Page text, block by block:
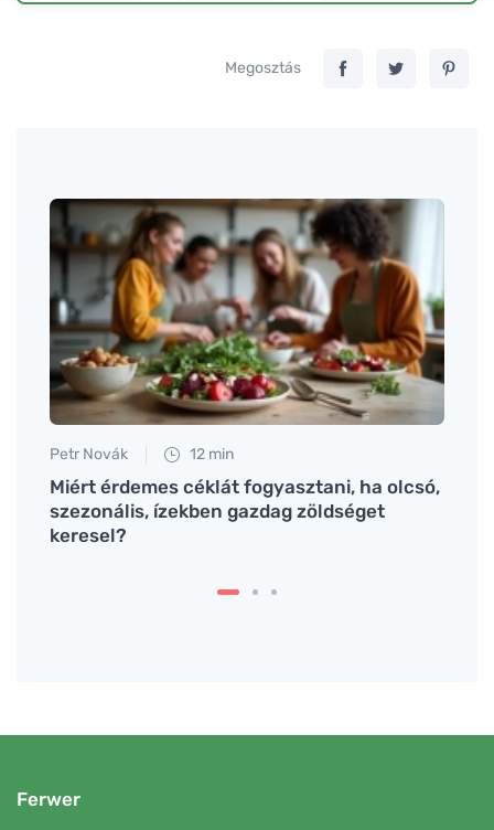
Megosztás
Petr Novák 12 min
Miért érdemes céklát fogyasztani, ha olcsó,
szezonális, ízekben gazdag zöldséget
keresel?
Ferwer